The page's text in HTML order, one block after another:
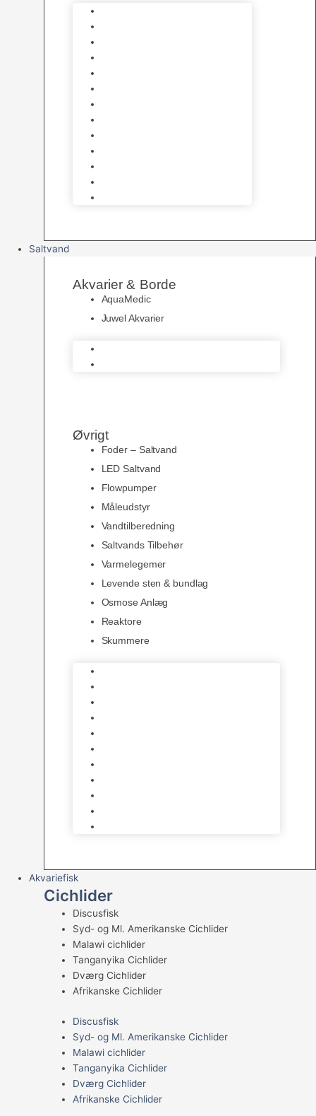
Saltvand
Akvarier & Borde
AquaMedic
Juwel Akvarier
Øvrigt
Foder – Saltvand
LED Saltvand
Flowpumper
Måleudstyr
Vandtilberedning
Saltvands Tilbehør
Varmelegemer
Levende sten & bundlag
Osmose Anlæg
Reaktore
Skummere
Akvariefisk
Cichlider
Discusfisk
Syd- og Ml. Amerikanske Cichlider
Malawi cichlider
Tanganyika Cichlider
Dværg Cichlider
Afrikanske Cichlider
Discusfisk
Syd- og Ml. Amerikanske Cichlider
Malawi cichlider
Tanganyika Cichlider
Dværg Cichlider
Afrikanske Cichlider